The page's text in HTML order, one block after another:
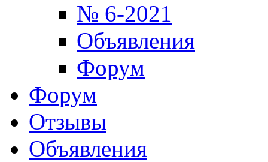
№ 6-2021
Объявления
Форум
Форум
Отзывы
Объявления